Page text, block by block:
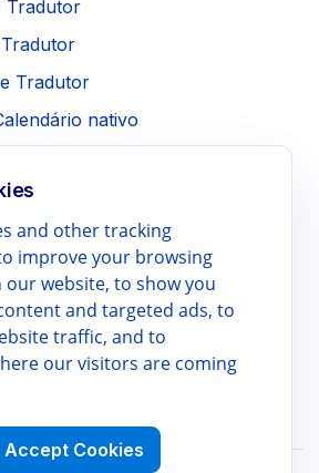
Tradutor
Tradutor
nativo
do navegador
do navegador
and other tracking
improve your browsing
our website, to show you
and targeted ads, to
traffic, and to
our visitors are coming
Accept Cookies